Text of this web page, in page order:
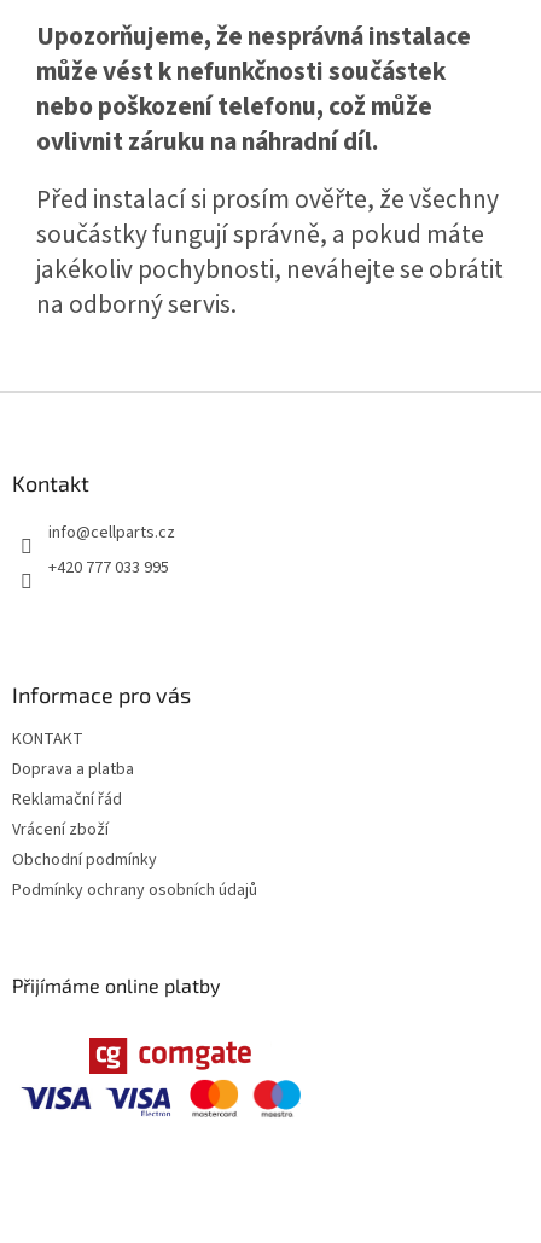
Upozorňujeme, že nesprávná instalace
může vést k nefunkčnosti součástek
nebo poškození telefonu, což může
ovlivnit záruku na náhradní díl.
Před instalací si prosím ověřte, že všechny
součástky fungují správně, a pokud máte
jakékoliv pochybnosti, neváhejte se obrátit
na odborný servis.
Kontakt
info@cellparts.cz
+420 777 033 995
Informace pro vás
KONTAKT
Doprava a platba
Reklamační řád
Vrácení zboží
Obchodní podmínky
Podmínky ochrany osobních údajů
Přijímáme online platby